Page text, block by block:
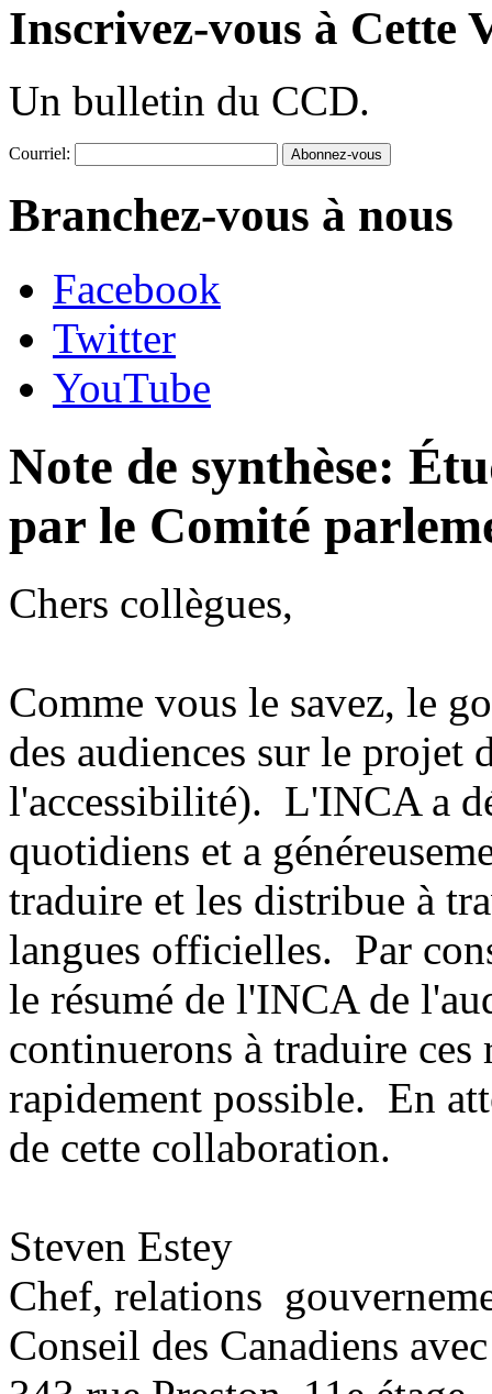
Inscrivez-vous à Cette
Un bulletin du CCD.
Courriel:
Branchez-vous à nous
Facebook
Twitter
YouTube
Note de synthèse:
par le Comité
Chers collègues,
Comme vous le savez, le
des audiences sur le
l'accessibilité). L'INCA a
quotidiens et a
traduire et les distribue à
langues officielles. Par
le résumé de l'INCA de
continuerons à traduire
rapidement possible. En
de cette collaboration.
Steven Estey
Chef, relations
Conseil des Canadiens